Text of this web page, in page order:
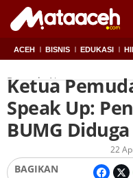
ACEH BISNIS EDUKASI
Beranda Nagan raya
Ketua
Speak Up:
BUMG
22
BAGIKAN